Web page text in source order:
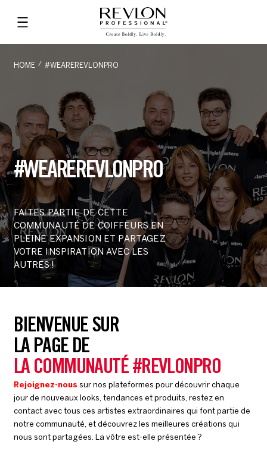
HOME #WEAREREVLONPRO
#WEAREREVLONPRO
FAITES PARTIE DE CETTE
COMMUNAUTÉ DE COIFFEURS EN
PLEINE EXPANSION ET PARTAGEZ
VOTRE INSPIRATION AVEC LES
AUTRES !
BIENVENUE SUR
LA PAGE DE
LA COMMUNAUTÉ #REVLONPRO
Rejoignez-nous sur nos plateformes pour découvrir chaque
jour de nouveaux looks, tendances et produits, restez en
contact avec tous ces artistes extraordinaires qui font partie de
notre communauté, et découvrez les meilleures créations qui
nous sont partagées. La vôtre est-elle présentée ?